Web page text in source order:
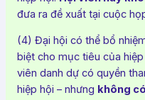
đưa ra đề xuất tại cuộc
(4) Đại hội có thể bổ
biệt cho mục tiêu của
viên danh dự có quyền
hiệp hội – nhưng không